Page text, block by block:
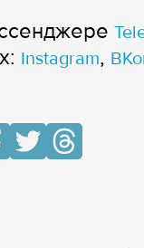
Instagram,